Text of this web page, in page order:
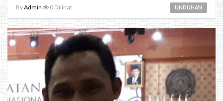
ByAdmin 0 Dilihat UNDUHAN